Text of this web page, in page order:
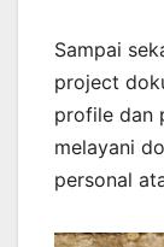
Sampai
project
profile dan
melayani
personal